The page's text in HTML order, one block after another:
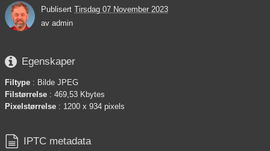
Publisert Tirsdag 07 November 2023
av admin
 Egenskaper
Filtype : Bilde JPEG
Filstørrelse : 469,53 Kbytes
Pixelstørrelse : 1200 x 934 pixels
 IPTC metadata